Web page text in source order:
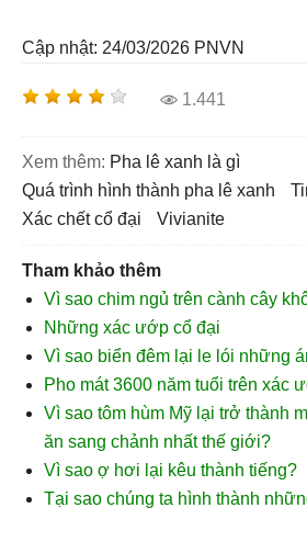
Cập nhật: 24/03/2026 PNVN
1.441
Xem thêm:
Pha lê xanh là gì
quá trình hình thành pha lê xanh
xác chết cổ đại
Vivianite
Tham khảo thêm
Vì sao chim ngủ trên cành cây
Những xác ướp cổ đại
Vì sao biển đêm lại le lói những
Pho mát 3600 năm tuổi trên xác
Vì sao tôm hùm Mỹ lại trở thành
ăn sang chảnh nhất thế giới?
Vì sao ợ hơi lại kêu thành tiếng?
Tại sao chúng ta hình thành